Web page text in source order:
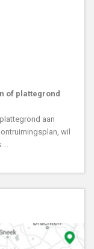
of plattegrond
aan
wil
...